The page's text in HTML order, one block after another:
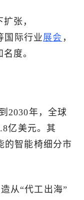
张，
国际行业展会 ，
度。
2030年，全球
亿美元。其
的智能椅细分市
从“代工出海”